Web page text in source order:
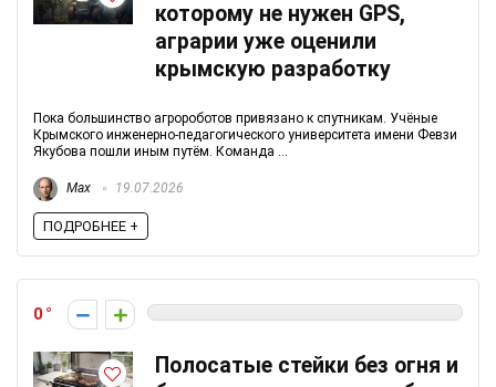
которому не нужен GPS,
аграрии уже оценили
крымскую разработку
Пока большинство агророботов привязано к спутникам. Учёные
Крымского инженерно-педагогического университета имени Февзи
Якубова пошли иным путём. Команда ...
Max 19.07.2026
ПОДРОБНЕЕ +
0
Полосатые стейки без огня и